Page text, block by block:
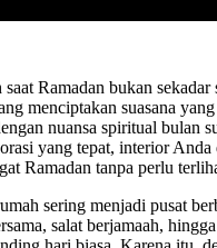
Ramadan bukan sekadar
menciptakan suasana yang
nuansa spiritual bulan
yang tepat, interior Anda
Ramadan tanpa perlu
sering menjadi pusat
salat berjamaah,